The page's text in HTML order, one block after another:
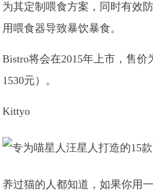
为其定制喂食方案，同时有效
用喂食器导致暴饮暴食。
Bistro将会在2015年上市，售价
1530元）。
Kittyo
养过猫的人都知道，如果你用